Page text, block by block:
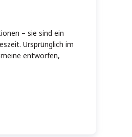
– sie sind ein
Ursprünglich im
entworfen,